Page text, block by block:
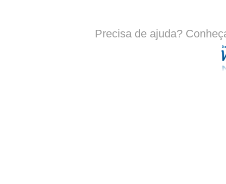
Precisa de ajuda?